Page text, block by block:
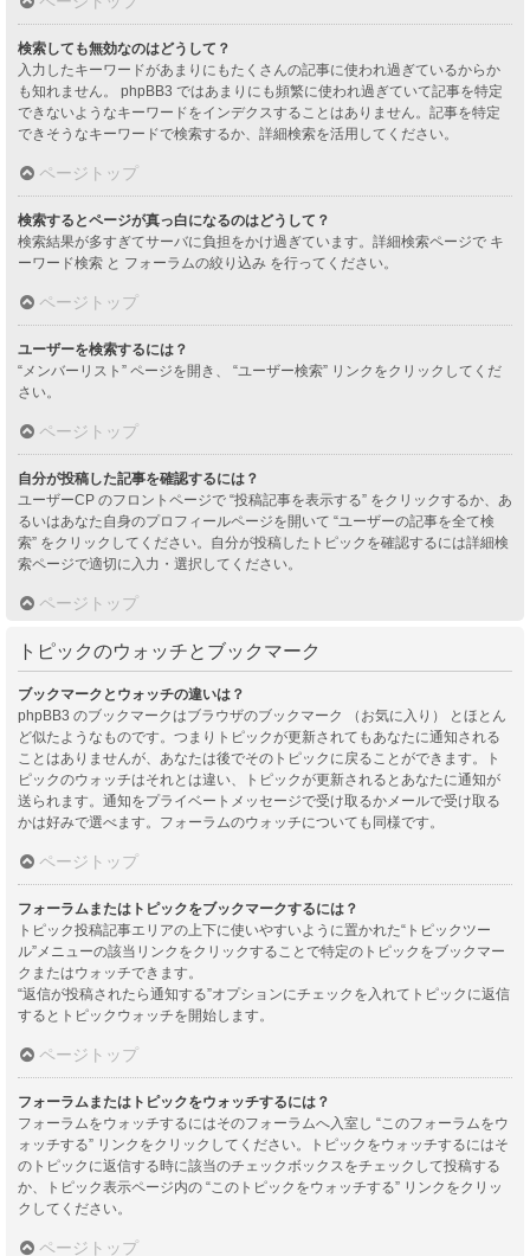
検索しても無効なのはどうして？
入力したキーワードがあまりにもたくさんの記事に使われ過ぎているからか
も知れません。 phpBB3 ではあまりにも頻繁に使われ過ぎていて記事を特定
できないようなキーワードをインデクスすることはありません。記事を特定
できそうなキーワードで検索するか、詳細検索を活用してください。
ページトップ
検索するとページが真っ白になるのはどうして？
検索結果が多すぎてサーバに負担をかけ過ぎています。詳細検索ページで キ
ーワード検索 と フォーラムの絞り込み を行ってください。
ページトップ
ユーザーを検索するには？
“メンバーリスト” ページを開き、 “ユーザー検索” リンクをクリックしてくだ
さい。
ページトップ
自分が投稿した記事を確認するには？
ユーザーCP のフロントページで “投稿記事を表示する” をクリックするか、あ
るいはあなた自身のプロフィールページを開いて “ユーザーの記事を全て検
索” をクリックしてください。自分が投稿したトピックを確認するには詳細検
索ページで適切に入力・選択してください。
ページトップ
トピックのウォッチとブックマーク
ブックマークとウォッチの違いは？
phpBB3 のブックマークはブラウザのブックマーク （お気に入り） とほとん
ど似たようなものです。つまりトピックが更新されてもあなたに通知される
ことはありませんが、あなたは後でそのトピックに戻ることができます。ト
ピックのウォッチはそれとは違い、トピックが更新されるとあなたに通知が
送られます。通知をプライベートメッセージで受け取るかメールで受け取る
かは好みで選べます。フォーラムのウォッチについても同様です。
ページトップ
フォーラムまたはトピックをブックマークするには？
トピック投稿記事エリアの上下に使いやすいように置かれた“トピックツー
ル”メニューの該当リンクをクリックすることで特定のトピックをブックマー
クまたはウォッチできます。
“返信が投稿されたら通知する”オプションにチェックを入れてトピックに返信
するとトピックウォッチを開始します。
ページトップ
フォーラムまたはトピックをウォッチするには？
フォーラムをウォッチするにはそのフォーラムへ入室し “このフォーラムをウ
ォッチする” リンクをクリックしてください。トピックをウォッチするにはそ
のトピックに返信する時に該当のチェックボックスをチェックして投稿する
か、トピック表示ページ内の “このトピックをウォッチする” リンクをクリッ
クしてください。
ページトップ